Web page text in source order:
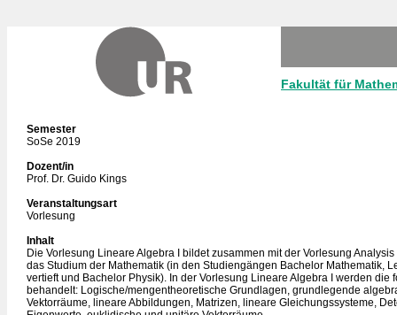
Fakultät für
Semester
SoSe 2019
Dozent/in
Prof. Dr. Guido Kings
Veranstaltungsart
Vorlesung
Inhalt
Die Vorlesung Lineare Algebra I bildet zusammen mit der Vorlesung
das Studium der Mathematik (in den Studiengängen Bachelor Mathematik,
vertieft und Bachelor Physik). In der Vorlesung Lineare Algebra I werden die
behandelt: Logische/mengentheoretische Grundlagen, grundlegende
Vektorräume, lineare Abbildungen, Matrizen, lineare Gleichungssysteme,